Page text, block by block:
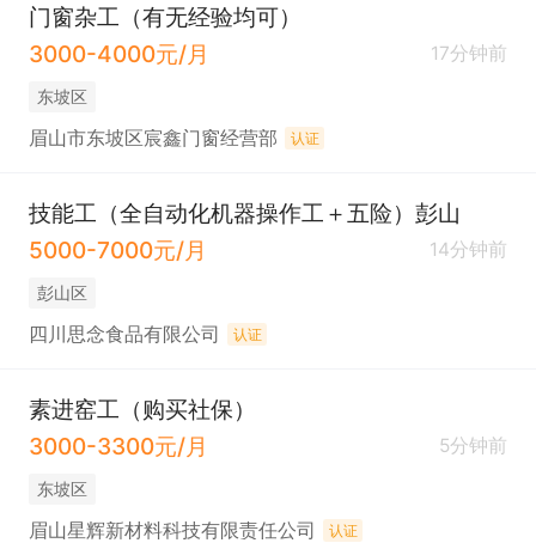
门窗杂工（有无经验均可）
3000-4000元/月
17分钟前
东坡区
眉山市东坡区宸鑫门窗经营部 认证
技能工（全自动化机器操作工＋五险）彭山
5000-7000元/月
14分钟前
彭山区
四川思念食品有限公司 认证
素进窑工（购买社保）
3000-3300元/月
5分钟前
东坡区
眉山星辉新材料科技有限责任公司 认证